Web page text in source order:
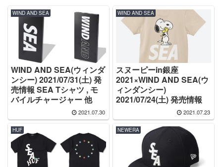
WIND AND SEA
WIND AND SEA(ウィンダ
ンシー) 2021/07/31(土) 発
売情報 SEA Tシャツ , モ
バイルチャージャー 他
2021.07.30
WIND AND SEA
スヌーピーin銀座
2021×WIND AND SEA(ウ
ィンダンシー)
2021/07/24(土) 発売情報
2021.07.23
HUF NEWERA